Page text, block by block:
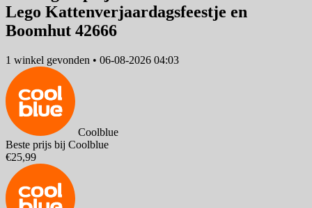
Lego Kattenverjaardagsfeestje en
Boomhut 42666
1 winkel gevonden • 06-08-2026 04:03
Coolblue
Beste prijs bij Coolblue
€25,99